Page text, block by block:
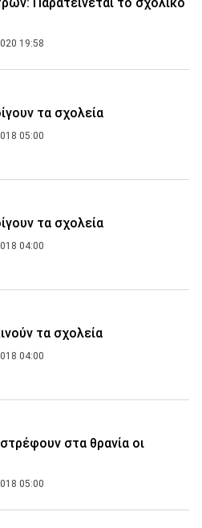
19:58
τα σχολεία
05:00
τα σχολεία
04:00
τα σχολεία
04:00
στα θρανία οι
05:00